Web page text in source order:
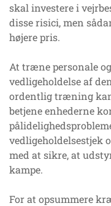
skal investere i
disse risici, men
højere pris.
At træne personale
vedligeholdelse af
ordentlig træning
betjene enhederne
vedligeholdelsestjek
med at sikre, at
kampe.
For at opsummere